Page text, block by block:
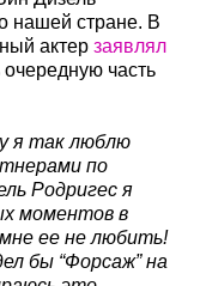
нашей стране. В
актер заявлял
часть
я так люблю
по
Родригес я
моментов в
ее не любить!
бы “Форсаж” на